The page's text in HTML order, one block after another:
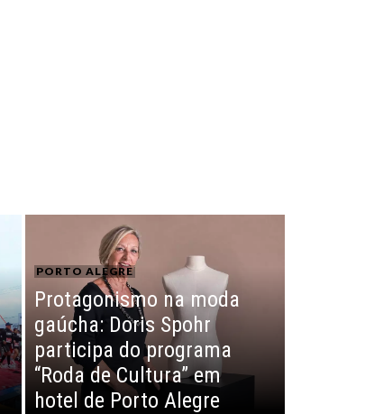
PORTO ALEGRE
Protagonismo na moda
gaúcha: Doris Spohr
participa do programa
“Roda de Cultura” em
hotel de Porto Alegre